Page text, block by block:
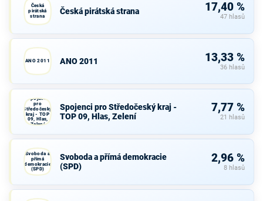
Česká
pirátská
strana
Česká pirátská strana 17,40 %
47 hlasů
ANO 2011 ANO 2011 13,33 %
36 hlasů
Spojenci
pro
Středočeský
kraj - TOP
09, Hlas,
Zelení
Spojenci pro Středočeský kraj -
TOP 09, Hlas, Zelení
7,77 %
21 hlasů
Svoboda a
přímá
demokracie
(SPD)
Svoboda a přímá demokracie
(SPD)
2,96 %
8 hlasů